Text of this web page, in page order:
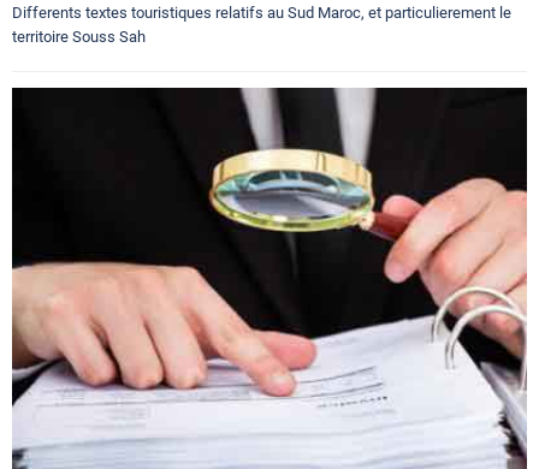
Differents textes touristiques relatifs au Sud Maroc, et particulierement le
territoire Souss Sah